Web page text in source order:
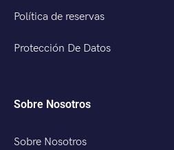
Política de reservas
Protección De Datos
Sobre Nosotros
Sobre Nosotros